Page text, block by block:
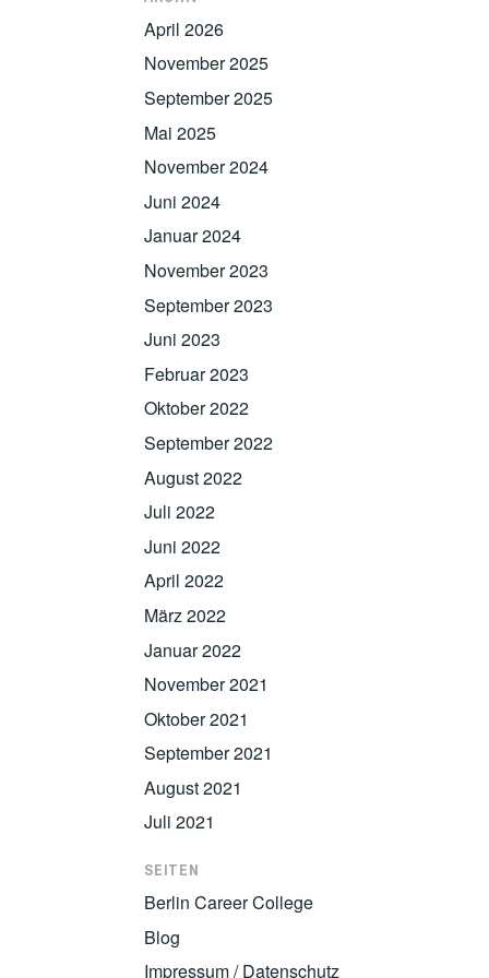
April 2026
November 2025
September 2025
Mai 2025
November 2024
Juni 2024
Januar 2024
November 2023
September 2023
Juni 2023
Februar 2023
Oktober 2022
September 2022
August 2022
Juli 2022
Juni 2022
April 2022
März 2022
Januar 2022
November 2021
Oktober 2021
September 2021
August 2021
Juli 2021
SEITEN
Berlin Career College
Blog
Impressum / Datenschutz